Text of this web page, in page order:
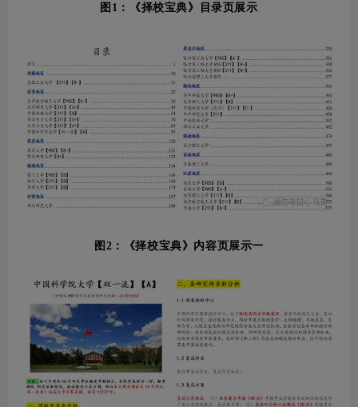
图1：《择校宝典》目录页展示
图2：《择校宝典》内容页展示一